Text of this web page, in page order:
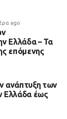
ago
Ελλάδα – Τα
επόμενης
ανάπτυξη των
Ελλάδα έως